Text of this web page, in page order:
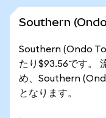
Southern (Ondo
Southern (Ondo
たり$93.56です。
め、Southern
となります。